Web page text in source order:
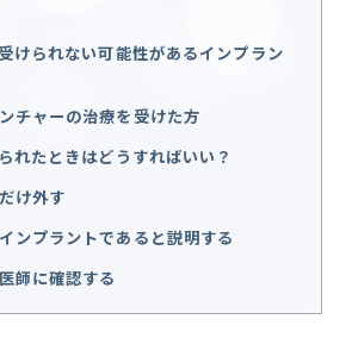
089-952-8214
半/14時～18時
午後は14時半～
無料メール相談
住所をご記入（予約不可）
けられない可能性があるインプラン
チャーの治療を受けた方
れたときはどうすればいい？
け外す
ンプラントであると説明する
師に確認する